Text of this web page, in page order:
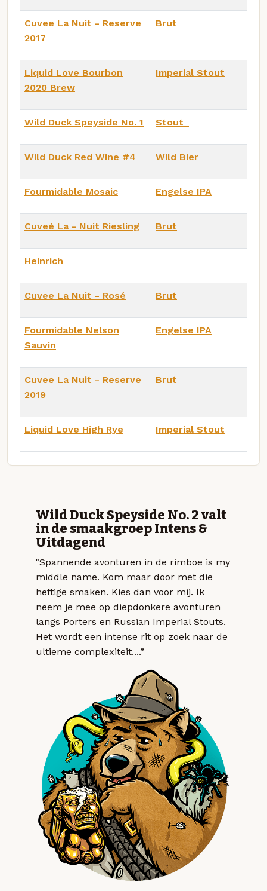
Cuvee La Nuit - Reserve
2017
Brut
Liquid Love Bourbon
2020 Brew
Imperial Stout
Wild Duck Speyside No. 1 Stout_
Wild Duck Red Wine #4 Wild Bier
Fourmidable Mosaic Engelse IPA
Cuveé La - Nuit Riesling Brut
Heinrich
Cuvee La Nuit - Rosé Brut
Fourmidable Nelson
Sauvin
Engelse IPA
Cuvee La Nuit - Reserve
2019
Brut
Liquid Love High Rye Imperial Stout
Wild Duck Speyside No. 2 valt
in de smaakgroep Intens &
Uitdagend
"Spannende avonturen in de rimboe is my
middle name. Kom maar door met die
heftige smaken. Kies dan voor mij. Ik
neem je mee op diepdonkere avonturen
langs Porters en Russian Imperial Stouts.
Het wordt een intense rit op zoek naar de
ultieme complexiteit....”